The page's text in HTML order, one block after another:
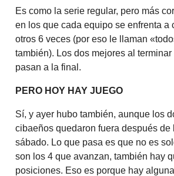
Es como la serie regular, pero más
en los que cada equipo se enfrenta a
otros 6 veces (por eso le llaman
también). Los dos mejores al
pasan a la final.
PERO HOY HAY JUEGO
Sí, y ayer hubo también, aunque los
cibaeños quedaron fuera después de
sábado. Lo que pasa es que no es
son los 4 que avanzan, también hay
posiciones. Eso es porque hay